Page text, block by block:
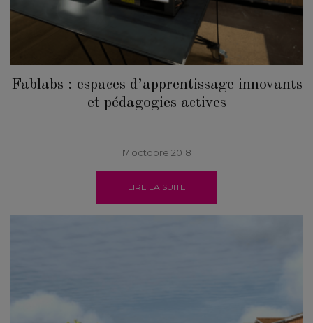
Fablabs : espaces d’apprentissage innovants
et pédagogies actives
17 octobre 2018
LIRE LA SUITE